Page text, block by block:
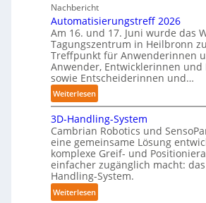
C
o
b
o
t
d
i
g
e
P
o
l
y
m
e
r
l
a
Nachbericht
Automatisierungstreff 2026
Am 16. und 17. Juni wurde das
Tagungszentrum in Heilbronn
Treffpunkt für Anwenderinnen
Anwender, Entwicklerinnen und
sowie Entscheiderinnen und…
Weiterlesen:
A
u
t
o
m
a
t
i
3D-Handling-System
Cambrian Robotics und
eine gemeinsame Lösung
komplexe Greif- und
einfacher zugänglich macht:
Handling-System.
Weiterlesen: